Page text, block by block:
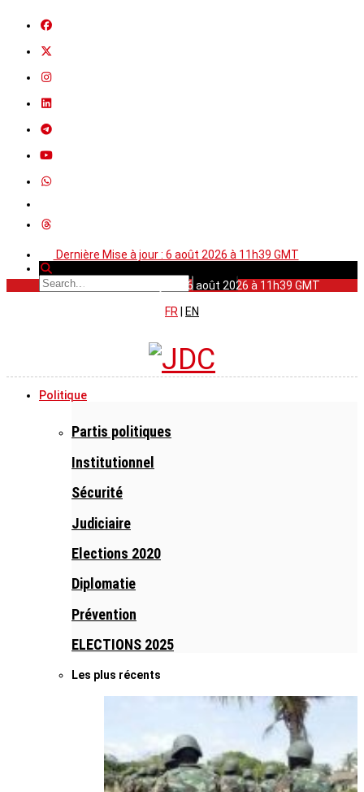
Dernière Mise à jour : 6 août 2026 à 11h39 GMT
Dernière Mise à jour : 6 août 2026 à 11h39 GMT
FR
EN
Politique
Partis politiques
Institutionnel
Sécurité
Judiciaire
Elections 2020
Diplomatie
Prévention
ELECTIONS 2025
Les plus récents